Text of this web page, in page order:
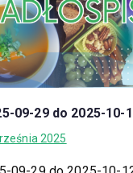
09-29 do 2025-10-
2025